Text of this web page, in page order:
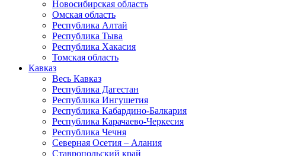
Новосибирская область
Омская область
Республика Алтай
Республика Тыва
Республика Хакасия
Томская область
Кавказ
Весь Кавказ
Республика Дагестан
Республика Ингушетия
Республика Кабардино-Балкария
Республика Карачаево-Черкесия
Республика Чечня
Северная Осетия – Алания
Ставропольский край